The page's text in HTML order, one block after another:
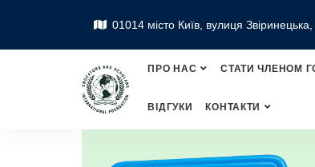
01014 місто Київ, вулиця
ПРО НАС СТАТИ ЧЛЕНОМ
ВІДГУКИ КОНТАКТИ